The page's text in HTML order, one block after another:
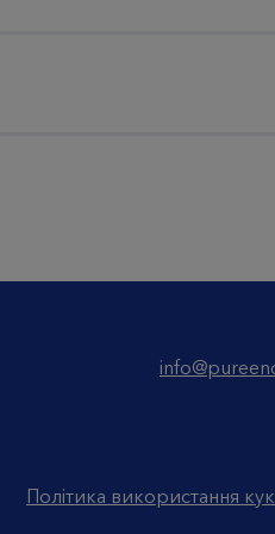
Політика використання